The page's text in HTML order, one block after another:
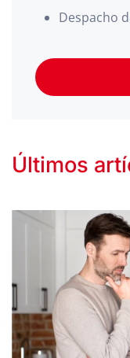
Despacho
Últimos